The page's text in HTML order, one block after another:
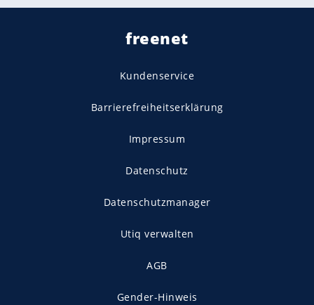
freenet
Kundenservice
Barrierefreiheitserklärung
Impressum
Datenschutz
Datenschutzmanager
Utiq verwalten
AGB
Gender-Hinweis